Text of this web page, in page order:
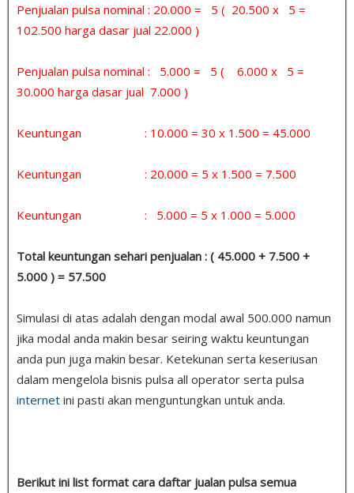
Penjualan pulsa nominal : 20.000 = 5 ( 20.500 x 5 =
102.500 harga dasar jual 22.000 )
Penjualan pulsa nominal : 5.000 = 5 ( 6.000 x 5 =
30.000 harga dasar jual 7.000 )
Keuntungan : 10.000 = 30 x 1.500 = 45.000
Keuntungan : 20.000 = 5 x 1.500 = 7.500
Keuntungan : 5.000 = 5 x 1.000 = 5.000
Total keuntungan sehari penjualan : ( 45.000 + 7.500 +
5.000 ) = 57.500
Simulasi di atas adalah dengan modal awal 500.000 namun
jika modal anda makin besar seiring waktu keuntungan
anda pun juga makin besar. Ketekunan serta keseriusan
dalam mengelola bisnis pulsa all operator serta pulsa
internet ini pasti akan menguntungkan untuk anda.
Berikut ini list format cara daftar jualan pulsa semua